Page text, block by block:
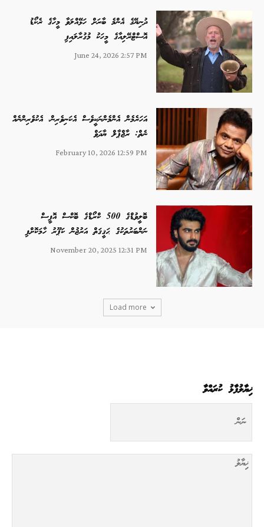
ދުނިޔޭގެ އެންމެ ބާރަށް ހަޅޭއްލަވާ މީހާގެ ރެކޯޑު
އޮސްޓްރޭލިއާގެ މީހަކު މުގުރާލައިފި
June 24, 2026 2:57 PM
އަހަރެމެން އެންމެންނަކީވެސް އެކަނިވެރިން، އެކުވެރިންނެއް
ނެތް: ރާޖްޕާލް ޔާދަވް
February 10, 2026 12:59 PM
ބޮލީވުޑްގެ 500 ކްރޯޑްގެ ބޮކްސް އޮފީސް
ނަންބަރުތަކުގެ ޙަޤީޤަތް އަރުޖުން ކަޕޫރު ހާމަކޮށްފި
November 20, 2025 12:31 PM
Load more
ޚިޔާލުފާޅު ކުރައްވާ